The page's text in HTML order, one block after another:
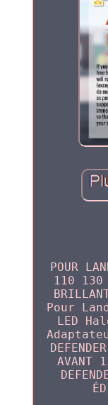
POUR
110 130
Pour
LED
AVANT